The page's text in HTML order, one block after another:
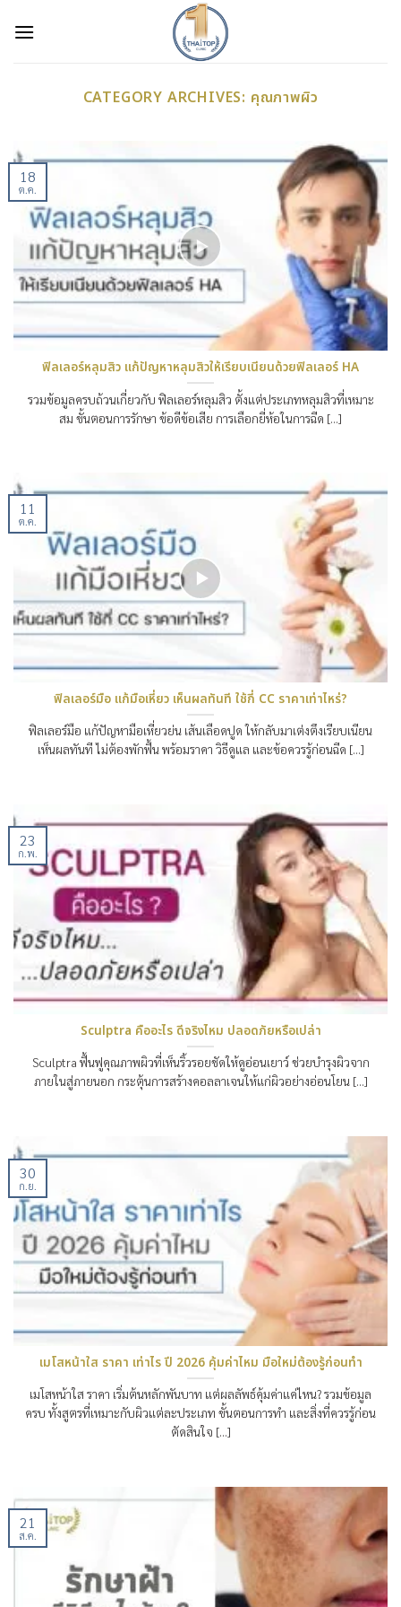
CATEGORY ARCHIVES: คุณภาพผิว
ฟิลเลอร์หลุมสิว แก้ปัญหาหลุมสิวให้เรียบเนียนด้วยฟิลเลอร์ HA
รวมข้อมูลครบถ้วนเกี่ยวกับ ฟิลเลอร์หลุมสิว ตั้งแต่ประเภทหลุมสิวที่เหมาะ
สม ขั้นตอนการรักษา ข้อดีข้อเสีย การเลือกยี่ห้อในการฉีด [...]
18
ต.ค.
ฟิลเลอร์มือ แก้มือเหี่ยว เห็นผลทันที ใช้กี่ CC ราคาเท่าไหร่?
ฟิลเลอร์มือ แก้ปัญหามือเหี่ยวย่น เส้นเลือดปูด ให้กลับมาเต่งตึงเรียบเนียน
เห็นผลทันที ไม่ต้องพักฟื้น พร้อมราคา วิธีดูแล และข้อควรรู้ก่อนฉีด [...]
11
ต.ค.
Sculptra คืออะไร ดีจริงไหม ปลอดภัยหรือเปล่า
Sculptra ฟื้นฟูคุณภาพผิวที่เห็นริ้วรอยชัดให้ดูอ่อนเยาว์ ช่วยบำรุงผิวจาก
ภายในสู่ภายนอก กระตุ้นการสร้างคอลลาเจนให้แก่ผิวอย่างอ่อนโยน [...]
23
ก.พ.
เมโสหน้าใส ราคา เท่าไร ปี 2026 คุ้มค่าไหม มือใหม่ต้องรู้ก่อนทำ
เมโสหน้าใส ราคา เริ่มต้นหลักพันบาท แต่ผลลัพธ์คุ้มค่าแค่ไหน? รวมข้อมูล
ครบ ทั้งสูตรที่เหมาะกับผิวแต่ละประเภท ขั้นตอนการทำ และสิ่งที่ควรรู้ก่อน
ตัดสินใจ [...]
30
ก.ย.
21
ส.ค.